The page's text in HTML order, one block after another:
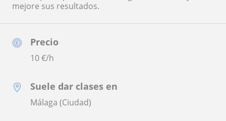
Precio
10€/h
Suele dar clases en
Málaga (Ciudad)
mejore sus resultados.